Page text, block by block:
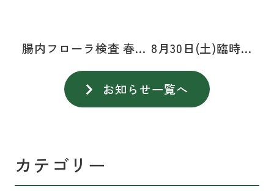
腸内フローラ検査 春... 8月30日(土)臨時...
お知らせ一覧へ
カテゴリー